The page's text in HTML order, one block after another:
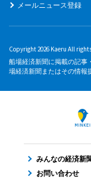
メールニュース登録
Copyright 2026 Kaeru All
船場経済新聞に掲載の記事
場経済新聞またはその情報
みんなの経済新
お問い合わせ